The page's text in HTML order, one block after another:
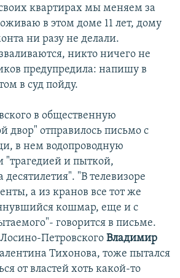
квартирах мы меняем за
в этом доме 11 лет, дому
ни разу не делали.
никто ничего не
предупредила: напишу в
в суд пойду.
в общественную
двор" отправилось письмо с
в нем водопроводную
"трагедией и пыткой,
"В телевизоре
а из кранов все тот же
кошмар, еще и с
говорится в письме.
Петровского Владимир
Тихонова, тоже пытался
от властей хоть какой-то